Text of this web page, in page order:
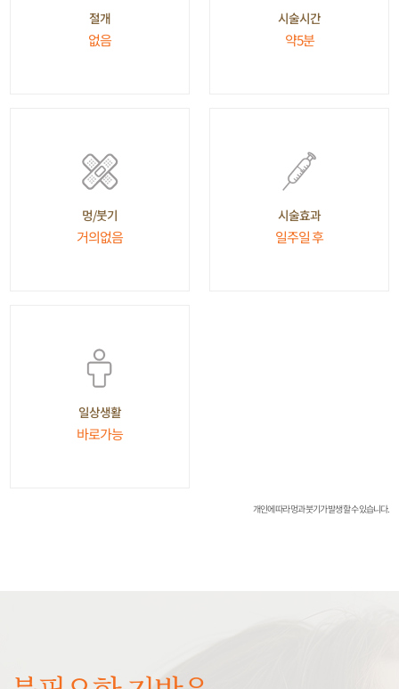
절개
없음
시술시간
약5분
멍/붓기
거의없음
시술효과
일주일 후
일상생활
바로가능
개인에 따라 멍과 붓기가 발생 할 수 있습니다.